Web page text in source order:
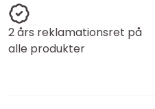
2 års reklamationsret på
alle produkter